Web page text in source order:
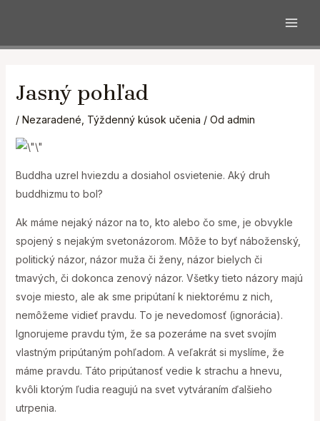
obsahJasný pohľad
/ Nezaradené Týždenný kúsok učenia / Od admin
Buddha uzrel hviezdu a dosiahol osvietenie. Aký druh
buddhizmu to bol?
Ak máme nejaký názor na to, kto alebo čo sme, je obvykle
spojený s nejakým svetonázorom. Môže to byť náboženský,
politický názor, názor muža či ženy, názor bielych či
tmavých, či dokonca zenový názor. Všetky tieto názory majú
svoje miesto, ale ak sme pripútaní k niektorému z nich,
nemôžeme vidieť pravdu. To je nevedomosť (ignorácia).
Ignorujeme pravdu tým, že sa pozeráme na svet svojím
vlastným pripútaným pohľadom. A veľakrát si myslíme, že
máme pravdu. Táto pripútanosť vedie k strachu a hnevu,
kvôli ktorým ľudia reagujú na svet vytváraním ďalšieho
utrpenia.